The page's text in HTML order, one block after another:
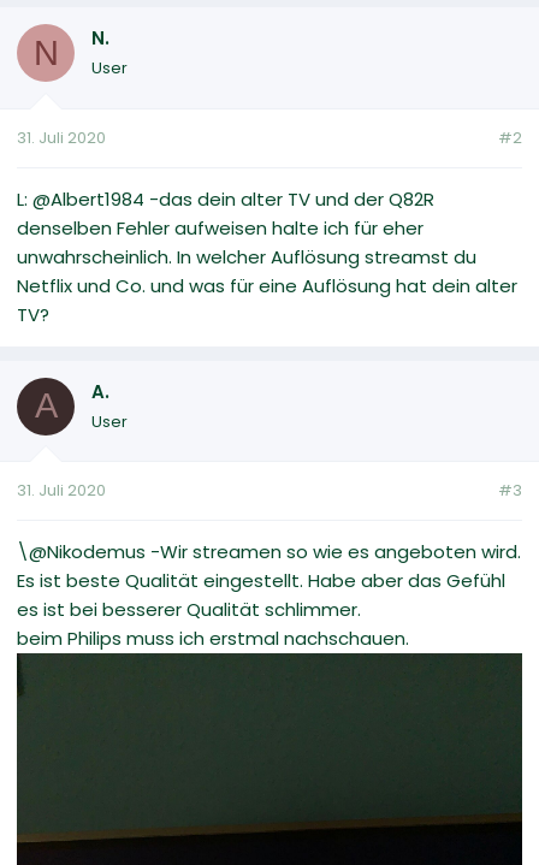
N N.
User
31. Juli 2020 #2
L: @Albert1984 -das dein alter TV und der Q82R
denselben Fehler aufweisen halte ich für eher
unwahrscheinlich. In welcher Auflösung streamst du
Netflix und Co. und was für eine Auflösung hat dein alter
TV?
A A.
User
31. Juli 2020 #3
\@Nikodemus -Wir streamen so wie es angeboten wird.
Es ist beste Qualität eingestellt. Habe aber das Gefühl
es ist bei besserer Qualität schlimmer.
beim Philips muss ich erstmal nachschauen.